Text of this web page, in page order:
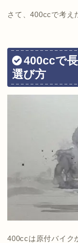
さて、400ccで考え
400ccで
選び方
400ccは原付バイク